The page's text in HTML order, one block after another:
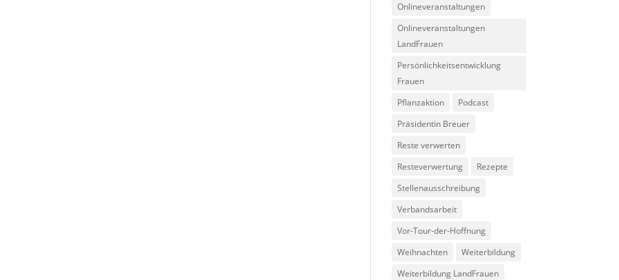
Onlineveranstaltungen
Onlineveranstaltungen
LandFrauen
Persönlichkeitsentwicklung
Frauen
Pflanzaktion
Podcast
Präsidentin Breuer
Reste verwerten
Resteverwertung
Rezepte
Stellenausschreibung
Verbandsarbeit
Vor-Tour-der-Hoffnung
Weihnachten
Weiterbildung
Weiterbildung LandFrauen